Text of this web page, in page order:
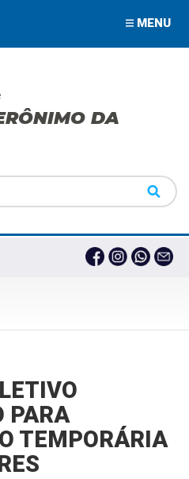
MENU
DA
PARA
TEMPORÁRIA